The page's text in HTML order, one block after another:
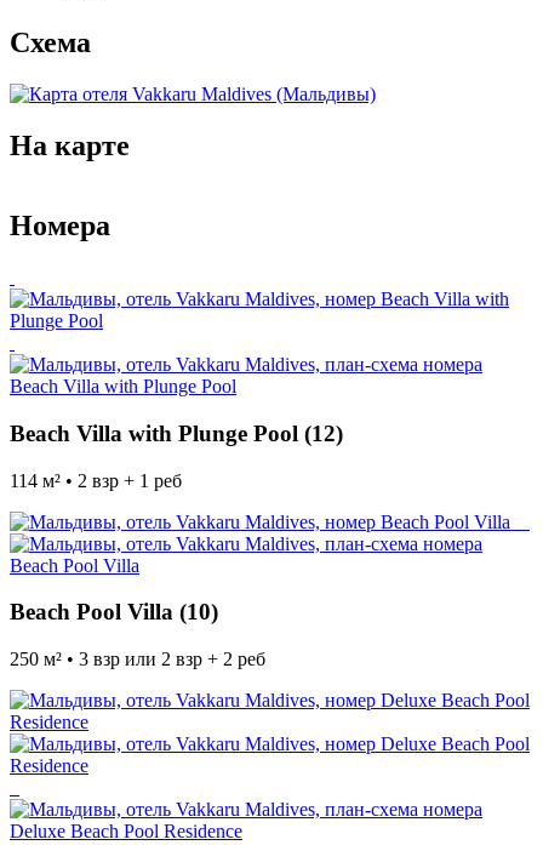
Схема
На карте
Номера
Beach Villa with Plunge Pool (12)
114 м² • 2 взр + 1 реб
Beach Pool Villa (10)
250 м² • 3 взр или 2 взр + 2 реб